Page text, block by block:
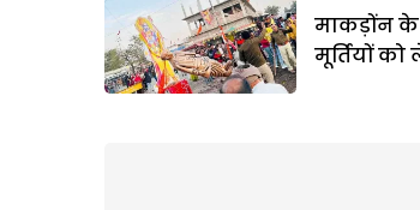
माकड़ोंन के
मूर्तियों